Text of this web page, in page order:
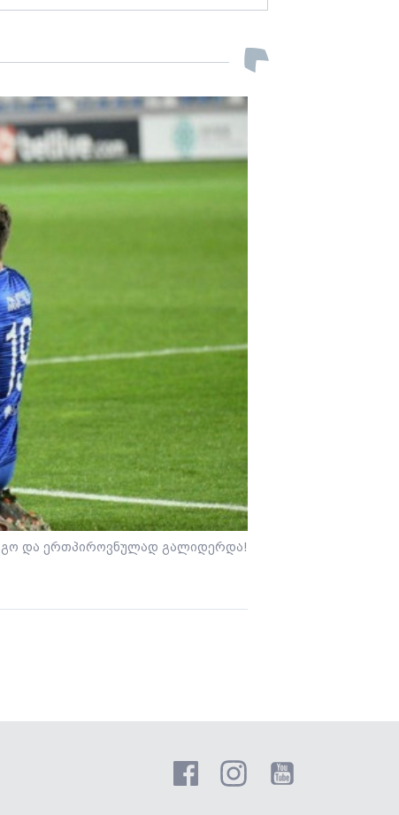
და ერთპიროვნულად გალიდერდა!